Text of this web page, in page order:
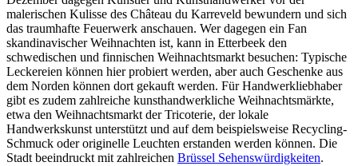
malerischen Kulisse des Château du Karreveld bewundern und sich
das traumhafte Feuerwerk anschauen. Wer dagegen ein Fan
skandinavischer Weihnachten ist, kann in Etterbeek den
schwedischen und finnischen Weihnachtsmarkt besuchen: Typische
Leckereien können hier probiert werden, aber auch Geschenke aus
dem Norden können dort gekauft werden. Für Handwerkliebhaber
gibt es zudem zahlreiche kunsthandwerkliche Weihnachtsmärkte,
etwa den Weihnachtsmarkt der Tricoterie, der lokale
Handwerkskunst unterstützt und auf dem beispielsweise Recycling-
Schmuck oder originelle Leuchten erstanden werden können. Die
Stadt beeindruckt mit zahlreichen Brüssel Sehenswürdigkeiten.